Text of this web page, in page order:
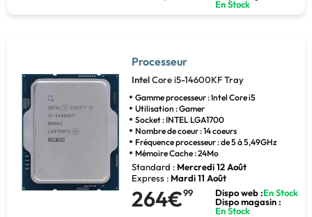
En Stock
Processeur
IntelCore i5-14600KF Tray
Gamme processeur : Intel Core i5
Utilisation : Gamer
Socket : INTEL LGA1700
Nombre de coeur : 14 coeurs
Fréquence processeur : de 5 à 5,49GHz
Mémoire Cache : 24Mo
Standard : Mercredi 12 Août
Express : Mardi 11 Août
264€99 Dispo web :En Stock
Dispo magasin :
En Stock